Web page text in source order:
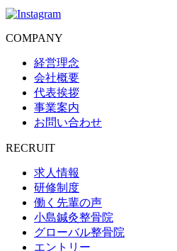
COMPANY
経営理念
会社概要
代表挨拶
事業案内
お問い合わせ
RECRUIT
求人情報
研修制度
働く先輩の声
小島鍼灸整骨院
グローバル整骨院
エントリー